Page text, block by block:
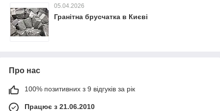
05.04.2026
Гранітна брусчатка в Києві
Про нас
100% позитивних з 9 відгуків за рік
Працює з 21.06.2010